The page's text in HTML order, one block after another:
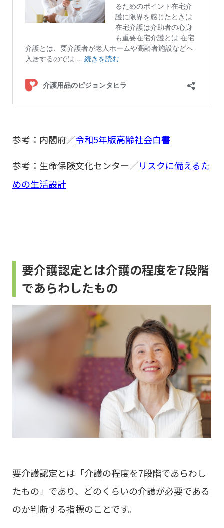
参考：内閣府／令和5年版高齢社会白書
参考：生命保険文化センター／リスクに備えるた
めの生活設計
要介護認定とは介護の程度を7段階
であらわしたもの
要介護認定とは「介護の程度を7段階であらわし
たもの」であり、どのくらいの介護が必要である
のか判断する指標のことです。